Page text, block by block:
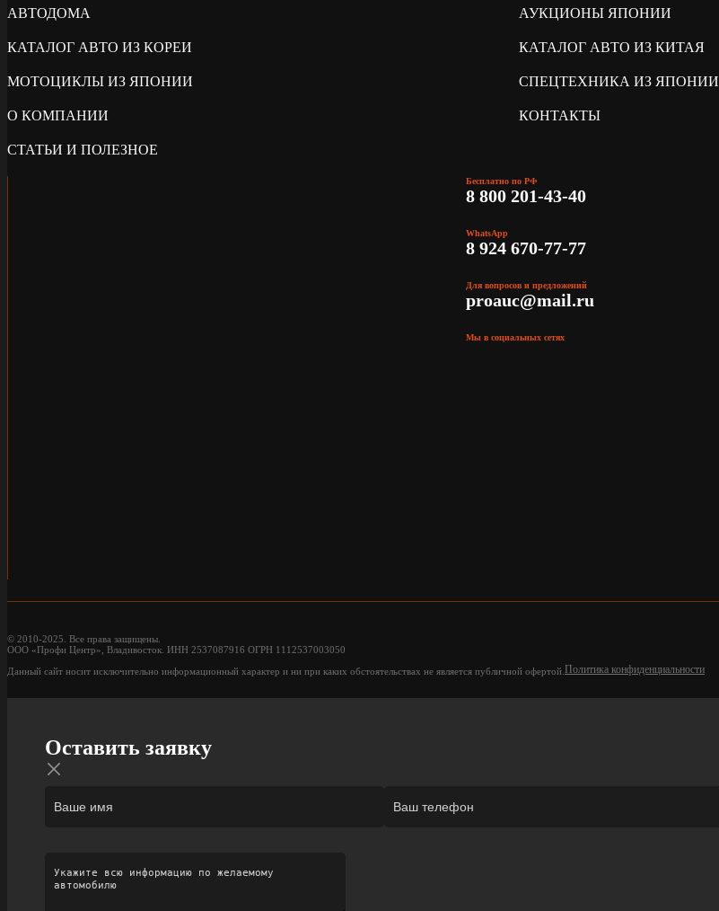
АВТОДОМА АУКЦИОНЫ ЯПОНИИ
КАТАЛОГ АВТО ИЗ КОРЕИ КАТАЛОГ АВТО ИЗ КИТАЯ
МОТОЦИКЛЫ ИЗ ЯПОНИИ СПЕЦТЕХНИКА ИЗ ЯПОНИИ
О КОМПАНИИ КОНТАКТЫ
СТАТЬИ И ПОЛЕЗНОЕ
Бесплатно по РФ
8 800 201-43-40
WhatsApp
8 924 670-77-77
Для вопросов и предложений
proauc@mail.ru
Мы в социальных сетях
© 2010-2025. Все права защищены.
ООО «Профи Центр», Владивосток. ИНН 2537087916 ОГРН 1112537003050
Данный сайт носит исключительно информационный характер и ни при каких обстоятельствах не является публичной офертой. Политика конфиденциальности
Оставить заявку